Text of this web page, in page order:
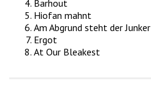
Barhout
Hiofan mahnt
Am Abgrund steht der Junker
Ergot
At Our Bleakest